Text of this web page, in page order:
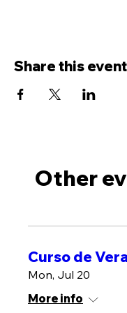
Share this event
Other
Curso de
Mon, Jul 20
More info